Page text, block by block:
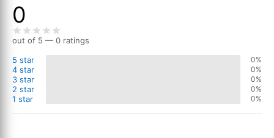
0
out of 5 — 0 ratings
5 star
0%
4 star 0%
3 star 0%
2 star 0%
1 star 0%